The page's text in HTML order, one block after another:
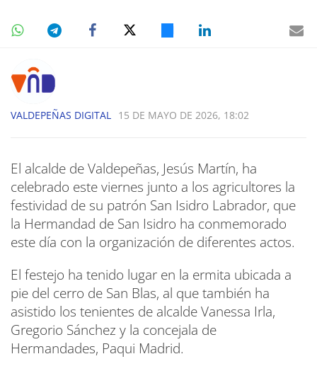
VALDEPEÑAS DIGITAL 15 DE MAYO DE 2026, 18:02
El alcalde de Valdepeñas, Jesús Martín, ha
celebrado este viernes junto a los agricultores la
festividad de su patrón San Isidro Labrador, que
la Hermandad de San Isidro ha conmemorado
este día con la organización de diferentes actos.
El festejo ha tenido lugar en la ermita ubicada a
pie del cerro de San Blas, al que también ha
asistido los tenientes de alcalde Vanessa Irla,
Gregorio Sánchez y la concejala de
Hermandades, Paqui Madrid.